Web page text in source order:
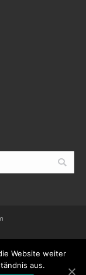
Website weiter
aus.